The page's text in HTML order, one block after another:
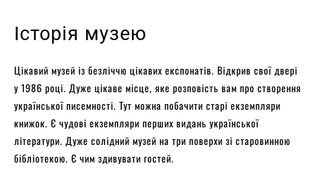
Історія музею
Цікавий музей із безліччю цікавих експонатів. Відкрив свої двері
у 1986 році. Дуже цікаве місце, яке розповість вам про створення
української писемності. Тут можна побачити старі екземпляри
книжок. Є чудові екземпляри перших видань української
літератури. Дуже солідний музей на три поверхи зі старовинною
бібліотекою. Є чим здивувати гостей.